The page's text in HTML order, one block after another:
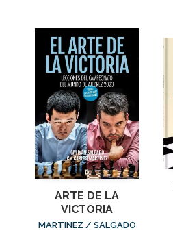
ARTE DE LA
VICTORIA
MARTINEZ / SALGADO